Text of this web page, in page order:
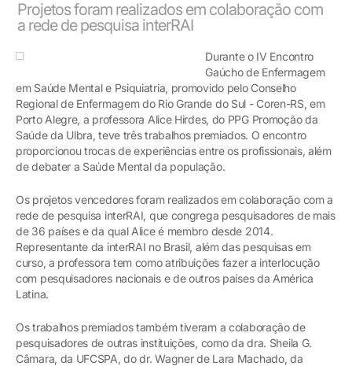
Projetos foram realizados em colaboração com
a rede de pesquisa interRAI
Durante o IV Encontro
Gaúcho de Enfermagem
em Saúde Mental e Psiquiatria, promovido pelo Conselho
Regional de Enfermagem do Rio Grande do Sul - Coren-RS, em
Porto Alegre, a professora Alice Hirdes, do PPG Promoção da
Saúde da Ulbra, teve três trabalhos premiados. O encontro
proporcionou trocas de experiências entre os profissionais, além
de debater a Saúde Mental da população.
Os projetos vencedores foram realizados em colaboração com a
rede de pesquisa interRAI, que congrega pesquisadores de mais
de 36 países e da qual Alice é membro desde 2014.
Representante da interRAI no Brasil, além das pesquisas em
curso, a professora tem como atribuições fazer a interlocução
com pesquisadores nacionais e de outros países da América
Latina.
Os trabalhos premiados também tiveram a colaboração de
pesquisadores de outras instituições, como da dra. Sheila G.
Câmara, da UFCSPA, do dr. Wagner de Lara Machado, da